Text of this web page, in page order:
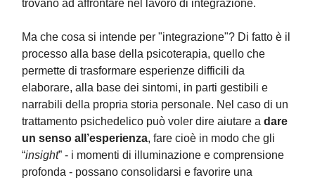
trovano ad affrontare nel lavoro di integrazione.
Ma che cosa si intende per "integrazione"? Di fatto è il
processo alla base della psicoterapia, quello che
permette di trasformare esperienze difficili da
elaborare, alla base dei sintomi, in parti gestibili e
narrabili della propria storia personale. Nel caso di un
trattamento psichedelico può voler dire aiutare a dare
un senso all’esperienza, fare cioè in modo che gli
“insight” - i momenti di illuminazione e comprensione
profonda - possano consolidarsi e favorire una